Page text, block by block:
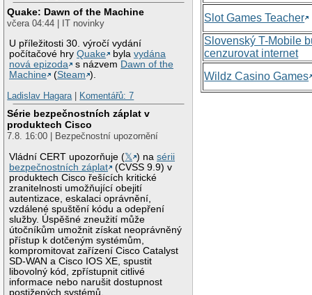
Quake: Dawn of the Machine
včera 04:44 | IT novinky
U příležitosti 30. výročí vydání
počítačové hryQuake bylavydána
nová epizoda
s názvem Dawn of the
Machine
(Steam ).
Ladislav Hagara
Komentářů: 7
Série bezpečnostních záplat v
produktech Cisco
7.8. 16:00 | Bezpečnostní upozornění
Vládní CERT upozorňuje (𝕏 ) nasérii
bezpečnostních záplat
(CVSS 9.9) v
produktech Cisco řešících kritické
zranitelnosti umožňující obejití
autentizace, eskalaci oprávnění,
vzdálené spuštění kódu a odepření
služby. Úspěšné zneužití může
útočníkům umožnit získat neoprávněný
přístup k dotčeným systémům,
kompromitovat zařízení Cisco Catalyst
SD-WAN a Cisco IOS XE, spustit
libovolný kód, zpřístupnit citlivé
informace nebo narušit dostupnost
postižených systémů.
Slot Games Teacher
Slovenský T-Mobile
cenzurovat internet
Wildz Casino Games